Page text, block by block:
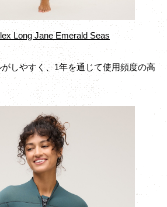
Long Jane Emerald Seas
しやすく、1年を通じて使用頻度の高